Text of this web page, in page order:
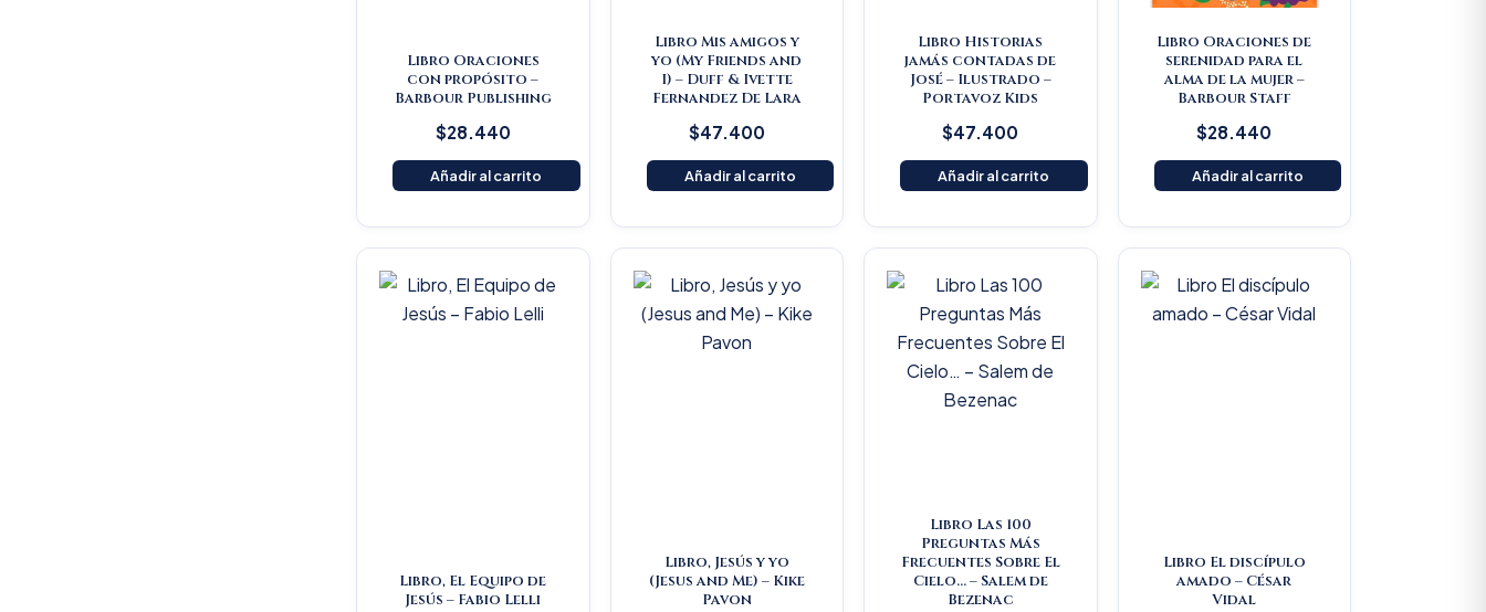
Libro Oraciones
con propósito –
Barbour Publishing
$28.440
Añadir al carrito
Libro Mis amigos y
yo (My Friends and
I) – Duff & Ivette
Fernandez De Lara
$47.400
Añadir al carrito
Libro Historias
jamás contadas de
José – Ilustrado –
Portavoz Kids
$47.400
Añadir al carrito
Libro Oraciones de
serenidad para el
alma de la mujer –
Barbour Staff
$28.440
Añadir al carrito
Libro, El Equipo de
Jesús – Fabio Lelli
Libro, Jesús y yo
(Jesus and Me) – Kike
Pavon
Libro Las 100
Preguntas Más
Frecuentes Sobre El
Cielo… – Salem de
Bezenac
Libro El discípulo
amado – César
Vidal